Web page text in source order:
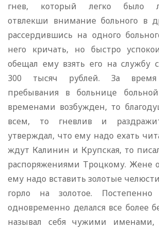
гнев, который легко было
отвлекши внимание больного в
рассердившись на одного
него кричать, но быстро
обещал ему взять его на службу
300 тысяч рублей. За время
пребывания в больнице
временами возбужден, то
всем, то гневлив и
утверждал, что ему надо ехать
ждут Калинин и Крупская, то
распоряжениями Троцкому. Жене
ему надо вставить золотые
горло на золотое.
одновременно делался все более
называл себя чужими именами,